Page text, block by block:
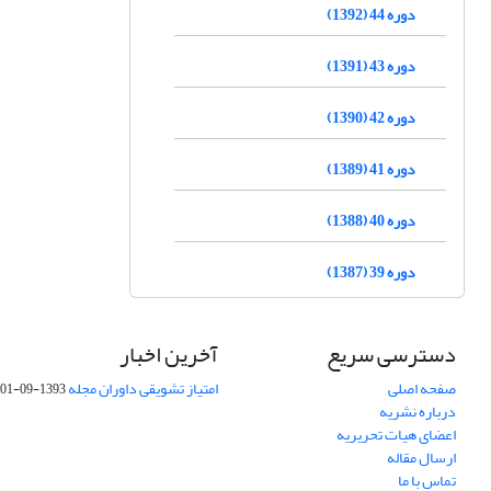
دوره 44 (1392)
دوره 43 (1391)
دوره 42 (1390)
دوره 41 (1389)
دوره 40 (1388)
دوره 39 (1387)
دسترسی سریع
صفحه اصلی
درباره نشریه
اعضای هیات تحریریه
ارسال مقاله
تماس با ما
آخرین اخبار
امتیاز تشویقی داوران مجله1393-09-01